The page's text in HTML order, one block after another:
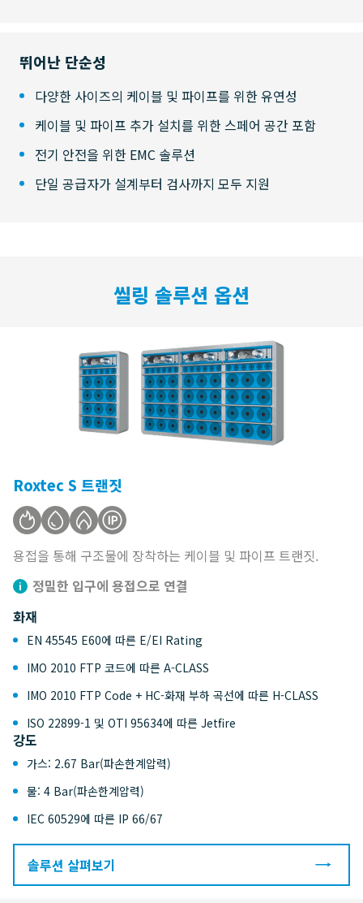
뛰어난 단순성
다양한 사이즈의 케이블 및 파이프를 위한 유연성
케이블 및 파이프 추가 설치를 위한 스페어 공간 포함
전기 안전을 위한 EMC 솔루션
단일 공급자가 설계부터 검사까지 모두 지원
씰링 솔루션 옵션
Roxtec S 트랜짓
용접을 통해 구조물에 장착하는 케이블 및 파이프 트랜짓.
정밀한 입구에 용접으로 연결
화재
EN 45545 E60에 따른 E/EI Rating
IMO 2010 FTP 코드에 따른 A-CLASS
IMO 2010 FTP Code + HC-화재 부하 곡선에 따른 H-CLASS
ISO 22899-1 및 OTI 95634에 따른 Jetfire
강도
가스: 2.67 Bar(파손한계압력)
물: 4 Bar(파손한계압력)
IEC 60529에 따른 IP 66/67
솔루션 살펴보기